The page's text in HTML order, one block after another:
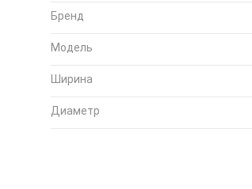
Бренд
Модель
Ширина
Диаметр